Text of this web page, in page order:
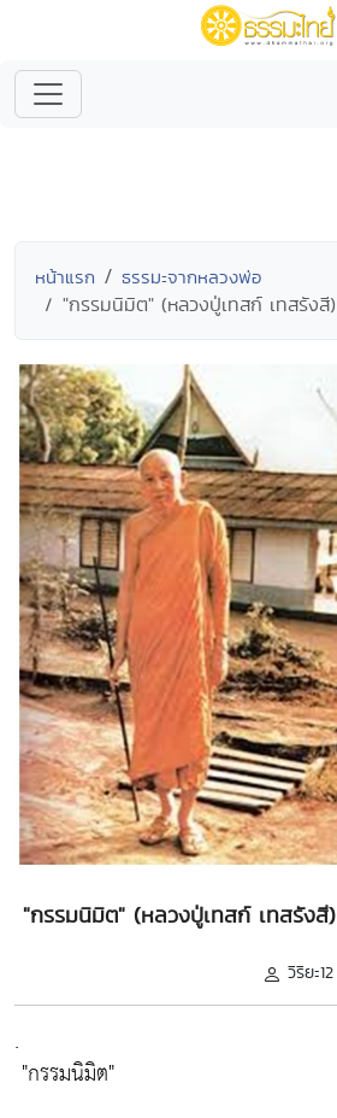
หน้าแรก ธรรมะจากหลวงพ่อ
"กรรมนิมิต" (หลวงปู่เทสก์ เทสรังสี)
"กรรมนิมิต" (หลวงปู่เทสก์ เทสรังสี)
วิริยะ12
.
"กรรมนิมิต"